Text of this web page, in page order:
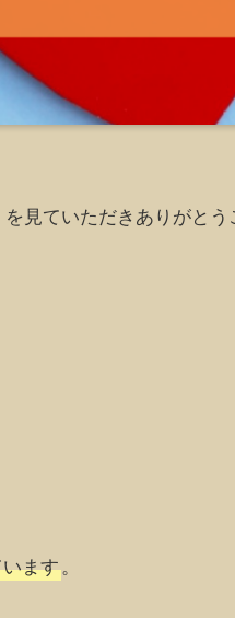
を見ていただきありがとう
ます。